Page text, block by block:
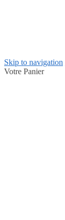
Skip to navigation
Votre Panier